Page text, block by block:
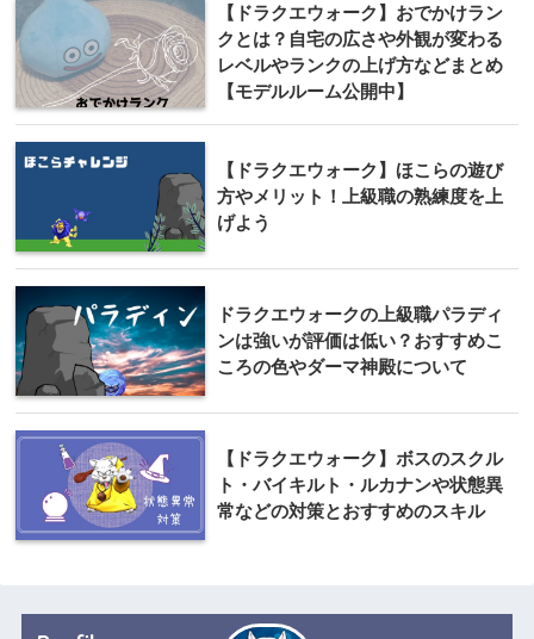
【ドラクエウォーク】おでかけラン
クとは？自宅の広さや外観が変わる
レベルやランクの上げ方などまとめ
【モデルルーム公開中】
【ドラクエウォーク】ほこらの遊び
方やメリット！上級職の熟練度を上
げよう
ドラクエウォークの上級職パラディ
ンは強いが評価は低い？おすすめこ
ころの色やダーマ神殿について
【ドラクエウォーク】ボスのスクル
ト・バイキルト・ルカナンや状態異
常などの対策とおすすめのスキル